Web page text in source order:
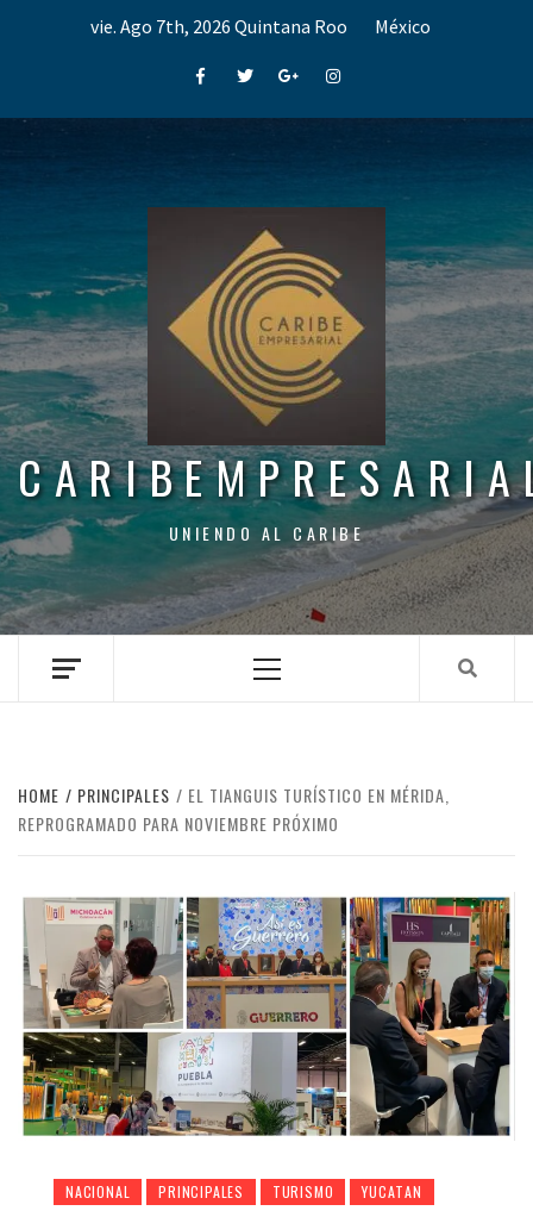
vie. Ago 7th, 2026 Quintana Roo México
FacebookTwitterGoogle+Instagram
UNIENDO AL CARIBE
Menu
HOME PRINCIPALES
EL TIANGUIS TURÍSTICO EN MÉRIDA,
REPROGRAMADO PARA NOVIEMBRE PRÓXIMO
NACIONAL PRINCIPALES TURISMO YUCATAN